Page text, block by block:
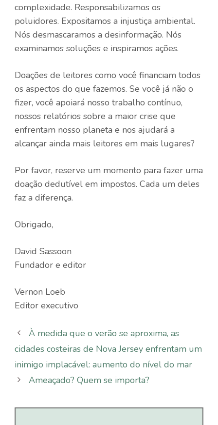
complexidade. Responsabilizamos os
poluidores. Expositamos a injustiça ambiental.
Nós desmascaramos a desinformação. Nós
examinamos soluções e inspiramos ações.
Doações de leitores como você financiam todos
os aspectos do que fazemos. Se você já não o
fizer, você apoiará nosso trabalho contínuo,
nossos relatórios sobre a maior crise que
enfrentam nosso planeta e nos ajudará a
alcançar ainda mais leitores em mais lugares?
Por favor, reserve um momento para fazer uma
doação dedutível em impostos. Cada um deles
faz a diferença.
Obrigado,
David Sassoon
Fundador e editor
Vernon Loeb
Editor executivo
À medida que o verão se aproxima, as
cidades costeiras de Nova Jersey enfrentam um
inimigo implacável: aumento do nível do mar
Ameaçado? Quem se importa?